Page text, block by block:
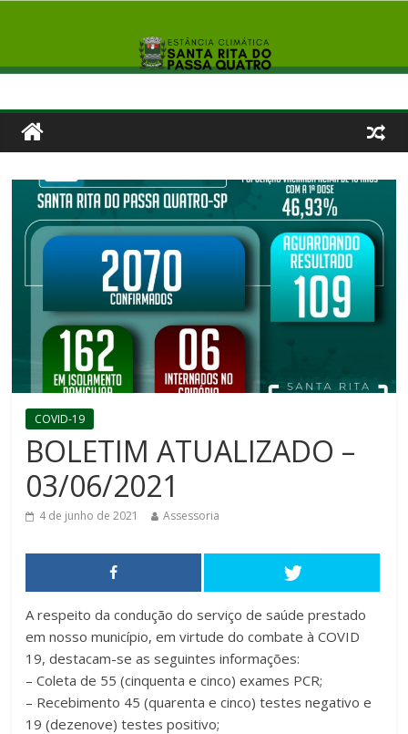
COVID-19
BOLETIM ATUALIZADO –
03/06/2021
4 de junho de 2021 Assessoria
A respeito da condução do serviço de saúde prestado
em nosso município, em virtude do combate à COVID
19, destacam-se as seguintes informações:
– Coleta de 55 (cinquenta e cinco) exames PCR;
– Recebimento 45 (quarenta e cinco) testes negativo e
19 (dezenove) testes positivo;